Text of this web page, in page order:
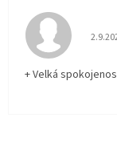
+ Velká